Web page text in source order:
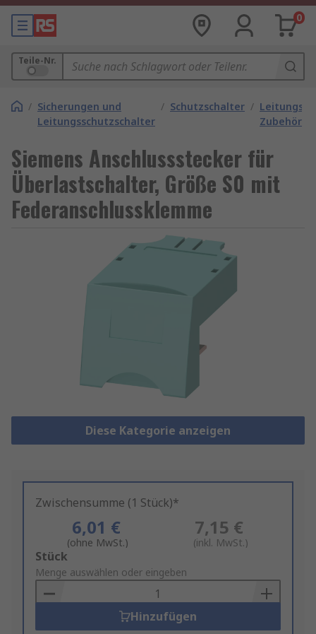
0
Teile-Nr.
/ Sicherungen und
Leitungsschutzschalter
/ Schutzschalter /
Zubehör
Siemens Anschlussstecker für
Überlastschalter, Größe S0 mit
Federanschlussklemme
Diese Kategorie anzeigen
Zwischensumme (1 Stück)*
6,01 €
(ohne MwSt.)
7,15 €
(inkl. MwSt.)
Add
to
Basket
Stück
Menge auswählen oder eingeben
Hinzufügen